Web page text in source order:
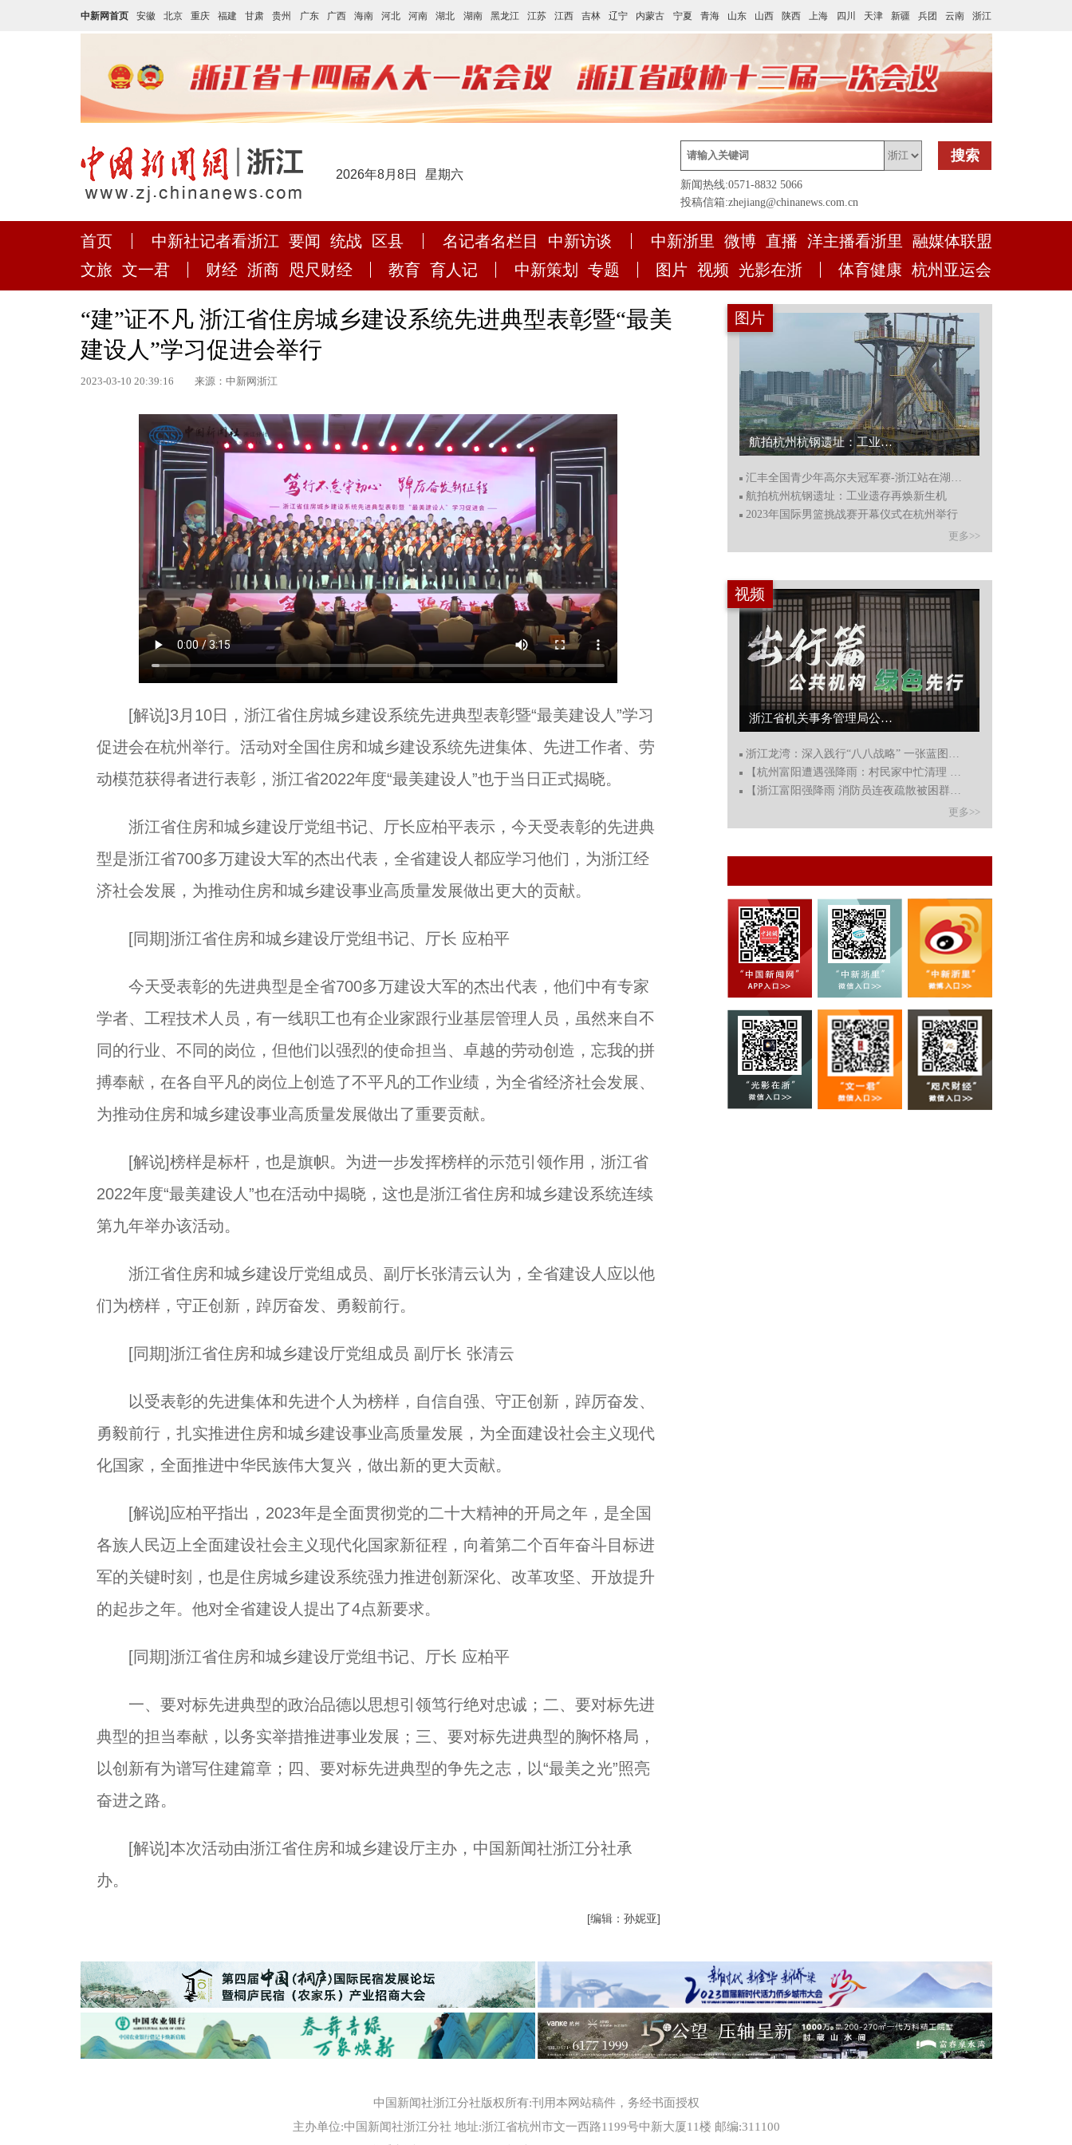
中新网首页 安徽 北京 重庆 福建 甘肃 贵州 广东 广西 海南 河北 河南 湖北 湖南 黑龙江 江苏 江西 吉林 辽宁 内蒙古 宁夏 青海 山东 山西 陕西 上海 四川 天津 新疆 兵团 云南 浙江
2026年8月8日 星期六
搜索
新闻热线:0571-8832 5066
投稿信箱:zhejiang@chinanews.com.cn
首页 中新社记者看浙江 要闻 统战 区县 名记者名栏目 中新访谈 中新浙里 微博 直播 洋主播看浙里
融媒体联盟
文旅 文一君 财经 浙商 咫尺财经 教育 育人记 中新策划 专题 图片 视频 光影在浙 体育健康 杭州亚运会
“建”证不凡 浙江省住房城乡建设系统先进典型表彰暨“最美
建设人”学习促进会举行
2023-03-10 20:39:16 来源：中新网浙江
[解说]3月10日，浙江省住房城乡建设系统先进典型表彰暨“最美建设人”学习
促进会在杭州举行。活动对全国住房和城乡建设系统先进集体、先进工作者、劳
动模范获得者进行表彰，浙江省2022年度“最美建设人”也于当日正式揭晓。
浙江省住房和城乡建设厅党组书记、厅长应柏平表示，今天受表彰的先进典
型是浙江省700多万建设大军的杰出代表，全省建设人都应学习他们，为浙江经
济社会发展，为推动住房和城乡建设事业高质量发展做出更大的贡献。
[同期]浙江省住房和城乡建设厅党组书记、厅长 应柏平
今天受表彰的先进典型是全省700多万建设大军的杰出代表，他们中有专家
学者、工程技术人员，有一线职工也有企业家跟行业基层管理人员，虽然来自不
同的行业、不同的岗位，但他们以强烈的使命担当、卓越的劳动创造，忘我的拼
搏奉献，在各自平凡的岗位上创造了不平凡的工作业绩，为全省经济社会发展、
为推动住房和城乡建设事业高质量发展做出了重要贡献。
[解说]榜样是标杆，也是旗帜。为进一步发挥榜样的示范引领作用，浙江省
2022年度“最美建设人”也在活动中揭晓，这也是浙江省住房和城乡建设系统连续
第九年举办该活动。
浙江省住房和城乡建设厅党组成员、副厅长张清云认为，全省建设人应以他
们为榜样，守正创新，踔厉奋发、勇毅前行。
[同期]浙江省住房和城乡建设厅党组成员 副厅长 张清云
以受表彰的先进集体和先进个人为榜样，自信自强、守正创新，踔厉奋发、
勇毅前行，扎实推进住房和城乡建设事业高质量发展，为全面建设社会主义现代
化国家，全面推进中华民族伟大复兴，做出新的更大贡献。
[解说]应柏平指出，2023年是全面贯彻党的二十大精神的开局之年，是全国
各族人民迈上全面建设社会主义现代化国家新征程，向着第二个百年奋斗目标进
军的关键时刻，也是住房城乡建设系统强力推进创新深化、改革攻坚、开放提升
的起步之年。他对全省建设人提出了4点新要求。
[同期]浙江省住房和城乡建设厅党组书记、厅长 应柏平
一、要对标先进典型的政治品德以思想引领笃行绝对忠诚；二、要对标先进
典型的担当奉献，以务实举措推进事业发展；三、要对标先进典型的胸怀格局，
以创新有为谱写住建篇章；四、要对标先进典型的争先之志，以“最美之光”照亮
奋进之路。
[解说]本次活动由浙江省住房和城乡建设厅主办，中国新闻社浙江分社承
办。
[编辑：孙妮亚]
图片
航拍杭州杭钢遗址：工业遗存再焕新生机...
汇丰全国青少年高尔夫冠军赛-浙江站在湖州德清开赛
航拍杭州杭钢遗址：工业遗存再焕新生机
2023年国际男篮挑战赛开幕仪式在杭州举行
更多>>
视频
浙江龙湾：深入践行“八八战略” 一张蓝图绘到底
【杭州富阳遭遇强降雨：村民家中忙清理 积水一度过腰】
【浙江富阳强降雨 消防员连夜疏散被困群众59人】
更多>>
中国新闻社浙江分社版权所有:刊用本网站稿件，务经书面授权
主办单位:中国新闻社浙江分社 地址:浙江省杭州市文一西路1199号中新大厦11楼 邮编:311100